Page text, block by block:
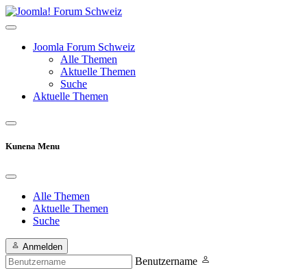
Joomla Forum Schweiz
Alle Themen
Aktuelle Themen
Suche
Aktuelle Themen
Kunena Menu
Alle Themen
Aktuelle Themen
Suche
Anmelden
Benutzername